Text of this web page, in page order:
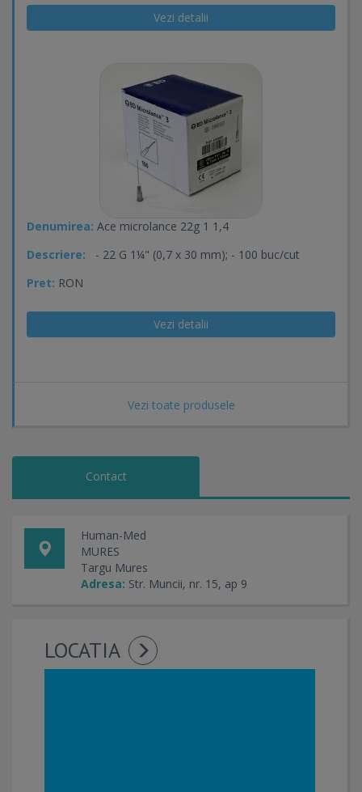
Vezi toate produsele
Vezi detalii
Denumirea: Ace microlance 22g 1 1,4
Descriere: - 22 G 1¼" (0,7 x 30 mm); - 100 buc/cut
Pret: RON
Vezi detalii
Contact
Human-Med
MURES
Targu Mures
Adresa: Str. Muncii, nr. 15, ap 9
LOCATIA